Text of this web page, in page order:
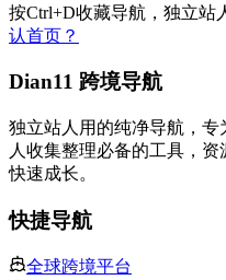
按Ctrl+D收藏导航，独立站
认首页？
Dian11 跨境导航
独立站人用的纯净导航，
人收集整理必备的工具，
快速成长。
快捷导航
全球跨境平台